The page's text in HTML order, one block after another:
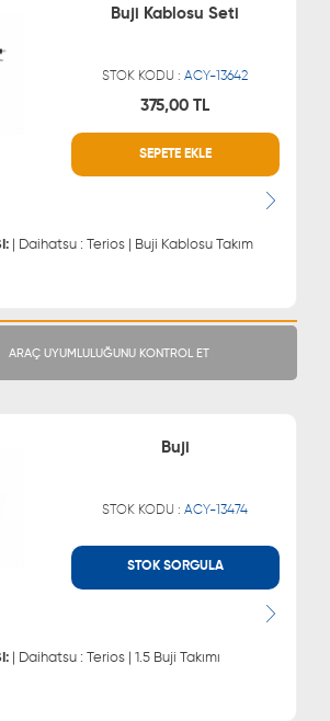
Buji Kablosu Seti
STOK KODU :ACY-13642
375,00 TL
SEPETE EKLE
| Daihatsu : Terios | Buji Kablosu Takım
MÜŞTERİ HİZMETLERİ
ARAÇ UYUMLULUĞUNU KONTROL ET
Buji
STOK KODU :ACY-13474
STOK SORGULA
| Daihatsu : Terios | 1.5 Buji Takımı